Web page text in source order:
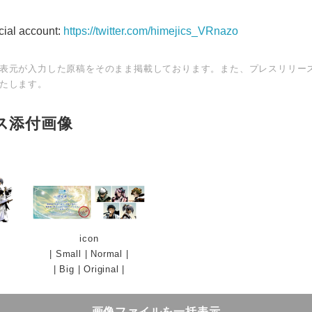
account: https://twitter.com/himejics_VRnazo
元が入力した原稿をそのまま掲載しております。また、プレスリリー
します。
添付画像
icon
Small Normal
Big |Original
Japanese